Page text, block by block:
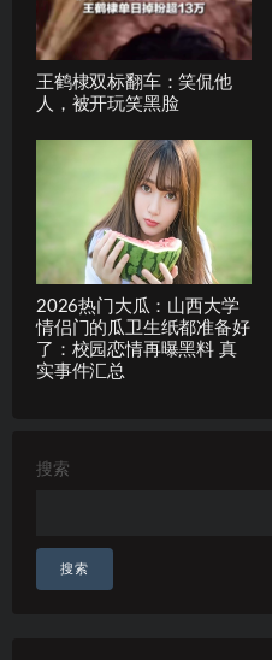
王鹤棣双标翻车：笑侃他
人，被开玩笑黑脸
2026热门大瓜：山西大学
情侣门的瓜卫生纸都准备好
了：校园恋情再曝黑料 真
实事件汇总
搜索
搜索